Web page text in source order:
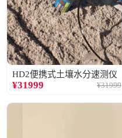
HD2便携式土壤水分速测仪
¥31999 ¥31999